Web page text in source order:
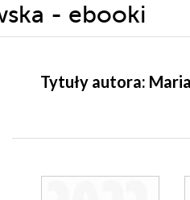
- ebooki
Tytuły autora: